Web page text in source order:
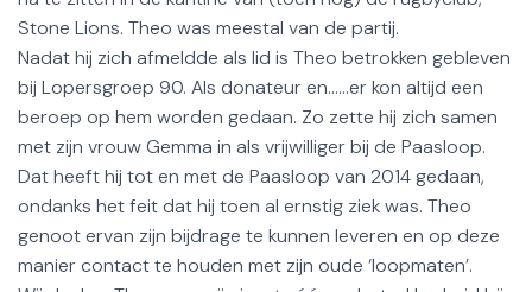
Stone Lions. Theo was meestal van de partij.
Nadat hij zich afmeldde als lid is Theo betrokken gebleven
bij Lopersgroep 90. Als donateur en……er kon altijd een
beroep op hem worden gedaan. Zo zette hij zich samen
met zijn vrouw Gemma in als vrijwilliger bij de Paasloop.
Dat heeft hij tot en met de Paasloop van 2014 gedaan,
ondanks het feit dat hij toen al ernstig ziek was. Theo
genoot ervan zijn bijdrage te kunnen leveren en op deze
manier contact te houden met zijn oude ‘loopmaten’.